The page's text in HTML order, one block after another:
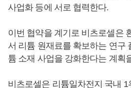
사업화 등에 서로 협력한다.
이번 협약을 계기로 비츠로셀은
서 리튬 원재료를 확보하는 연구
튬 소재 사업을 강화한다는 계획
비츠로셀은 리튬일차전지 국내